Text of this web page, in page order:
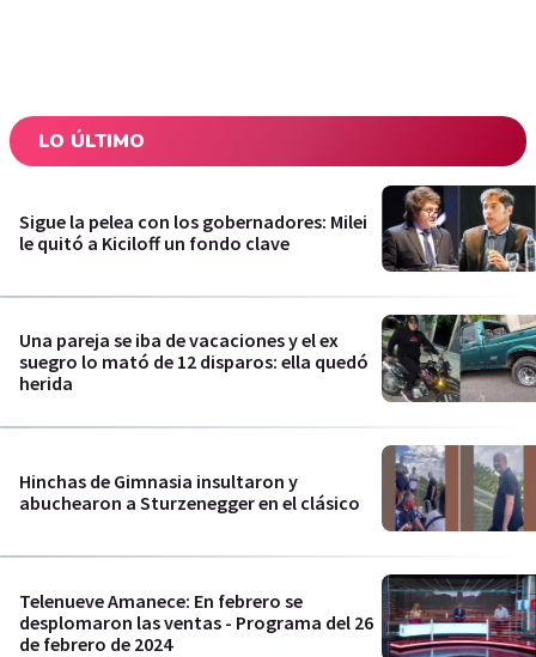
LO ÚLTIMO
Sigue la pelea con los gobernadores: Milei
le quitó a Kiciloff un fondo clave
Una pareja se iba de vacaciones y el ex
suegro lo mató de 12 disparos: ella quedó
herida
Hinchas de Gimnasia insultaron y
abuchearon a Sturzenegger en el clásico
Telenueve Amanece: En febrero se
desplomaron las ventas - Programa del 26
de febrero de 2024